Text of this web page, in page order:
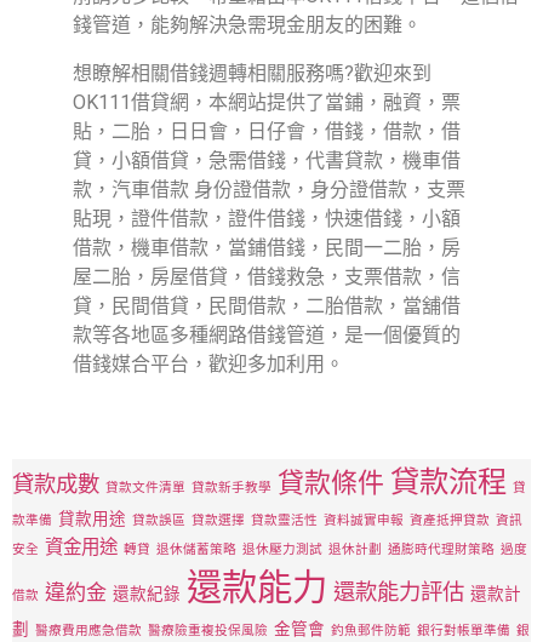
錢管道，能夠解決急需現金朋友的困難。
想瞭解相關借錢週轉相關服務嗎?歡迎來到
OK111借貸網，本網站提供了當鋪，融資，票
貼，二胎，日日會，日仔會，借錢，借款，借
貸，小額借貸，急需借錢，代書貸款，機車借
款，汽車借款 身份證借款，身分證借款，支票
貼現，證件借款，證件借錢，快速借錢，小額
借款，機車借款，當鋪借錢，民間一二胎，房
屋二胎，房屋借貸，借錢救急，支票借款，信
貸，民間借貸，民間借款，二胎借款，當舖借
款等各地區多種網路借錢管道，是一個優質的
借錢媒合平台，歡迎多加利用。
貸款成數 貸款文件清單 貸款新手教學 貸款條件 貸款流程 貸
款準備 貸款用途 貸款誤區 貸款選擇 貸款靈活性 資料誠實申報 資產抵押貸款 資訊
安全 資金用途 轉貸 退休儲蓄策略 退休壓力測試 退休計劃 通膨時代理財策略 過度
借款 違約金 還款紀錄 還款能力 還款能力評估 還款計
劃
醫療費用應急借款 醫療險重複投保風險 金管會 釣魚郵件防範 銀行對帳單準備 銀